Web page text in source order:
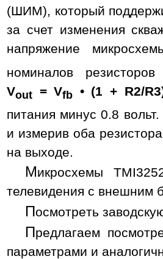
(ШИМ), который
за счет изменения
напряжение
номиналов
Vout = Vfb • (1 + R2/
питания минус 0.8
и измерив оба
на выходе.
Микросхемы
телевидения с внешним
Посмотреть
Предлагаем
параметрами и